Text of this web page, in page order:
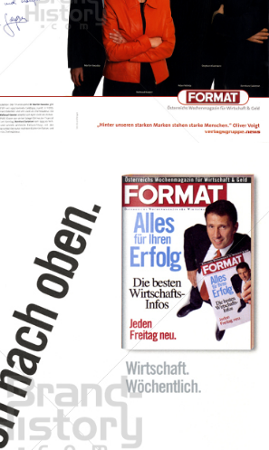
Verlagsgruppe NEWS Gesellschaft m.b.H.
2006
Bild-ID: 68589
Verlagsgruppe NEWS Gesellschaft m.b.H.